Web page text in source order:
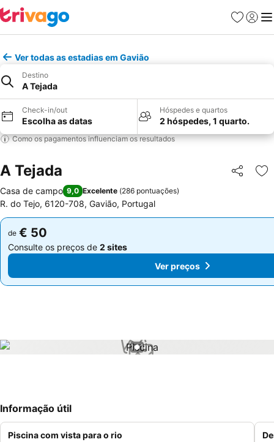
Favoritos
Iniciar
Ver todas as estadias em Gavião
Destino
A Tejada
Check-in/out
Escolha as datas
Hóspedes e quartos
2 hóspedes, 1 quarto.
Como os pagamentos influenciam os resultados
A Tejada Partilhar
Casa de campo 9,0 Excelente (286 pontuações)
R. do Tejo, 6120-708, Gavião, Portugal
de € 50
Consulte os preços de 2 sites
de € 50
Consulte os preços de 2 sites
Ver preços
1 / 1
Informação útil
Piscina com vista para o rio